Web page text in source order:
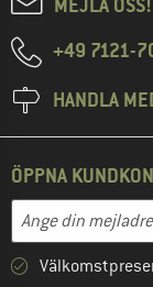
MEJLA OSS!
+49 7121-
HANDLA
ÖPPNA
Mejladress
Skriv in din e-